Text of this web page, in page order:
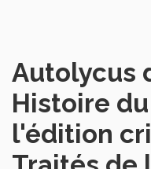
Autolycus
Histoire
l'édition